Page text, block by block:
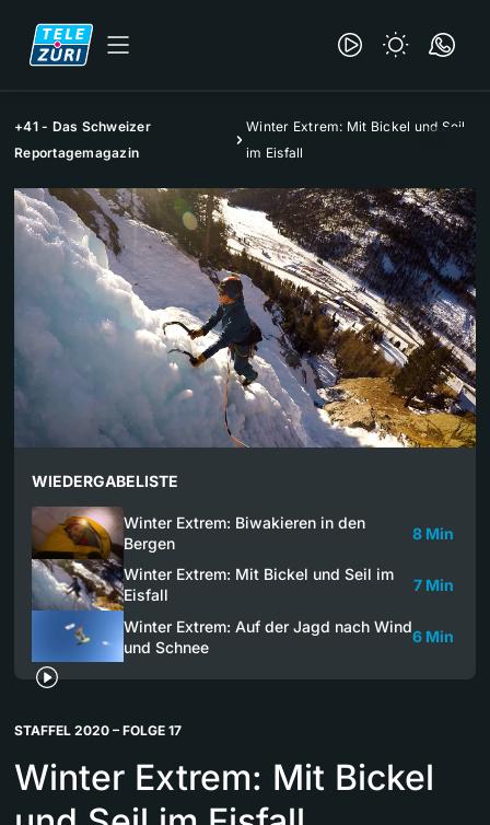
+41 - Das Schweizer
Reportagemagazin
Winter Extrem: Mit Bickel und Seil
im Eisfall
WIEDERGABELISTE
Winter Extrem: Biwakieren in den
Bergen
8 Min
Winter Extrem: Mit Bickel und Seil im
Eisfall
7 Min
Winter Extrem: Auf der Jagd nach Wind
und Schnee
6 Min
STAFFEL 2020 – FOLGE 17
Winter Extrem: Mit Bickel